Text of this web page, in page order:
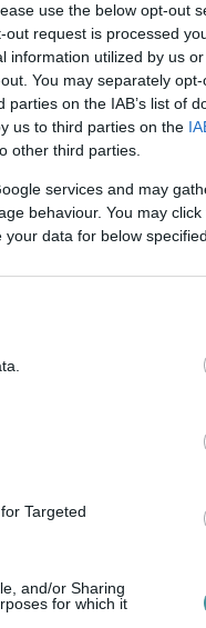
use the below opt-out
request is processed
information utilized by us
You may separately
on the IAB’s list of
us to third parties on the
other third parties.
services and may
behaviour. You may
data for below
Targeted
and/or Sharing
for which it
szakmai
vezetője,
a céljuk a díj
vagy egy
a
ésdr. Kalló